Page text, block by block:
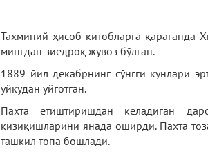
Тахминий ҳисоб-китобларга
мингдан зиёдроқ жувоз бўлган.
1889 йил декабрнинг сўнгги кунлари
уйқудан уйғотган.
Пахта етиштиришдан келадиган
қизиқишларини янада оширди. Пахта
ташкил топа бошлади.